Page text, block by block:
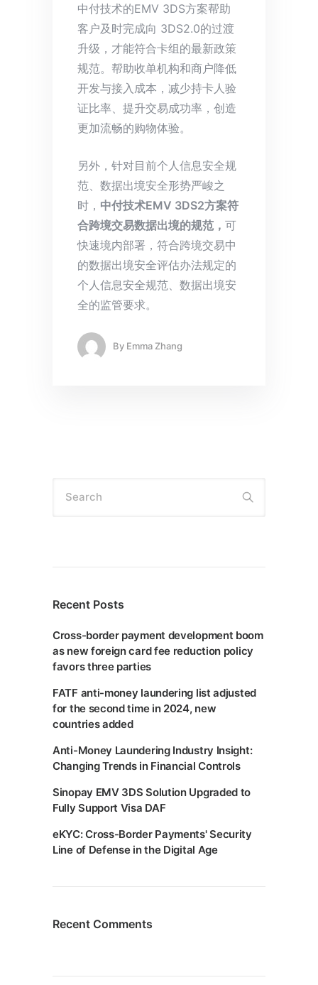
中付技术的EMV 3DS方案帮助
客户及时完成向 3DS2.0的过渡
升级，才能符合卡组的最新政策
规范。帮助收单机构和商户降低
开发与接入成本，减少持卡人验
证比率、提升交易成功率，创造
更加流畅的购物体验。
另外，针对目前个人信息安全规
范、数据出境安全形势严峻之
时， 中付技术EMV 3DS2方案符
合跨境交易数据出境的规范， 可
快速境内部署，符合跨境交易中
的数据出境安全评估办法规定的
个人信息安全规范、数据出境安
全的监管要求。
By Emma Zhang
Search
Recent Posts
Cross-border payment development boom
as new foreign card fee reduction policy
favors three parties
FATF anti-money laundering list adjusted
for the second time in 2024, new
countries added
Anti-Money Laundering Industry Insight:
Changing Trends in Financial Controls
Sinopay EMV 3DS Solution Upgraded to
Fully Support Visa DAF
eKYC: Cross-Border Payments' Security
Line of Defense in the Digital Age
Recent Comments